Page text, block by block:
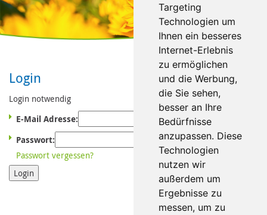
Targeting
Technologien um
Ihnen ein besseres
Internet-Erlebnis
zu ermöglichen
und die Werbung,
die Sie sehen,
besser an Ihre
Bedürfnisse
anzupassen. Diese
Technologien
nutzen wir
außerdem um
Ergebnisse zu
messen, um zu
Login
Login notwendig
E-Mail Adresse:
Passwort:
Passwort vergessen?
Login